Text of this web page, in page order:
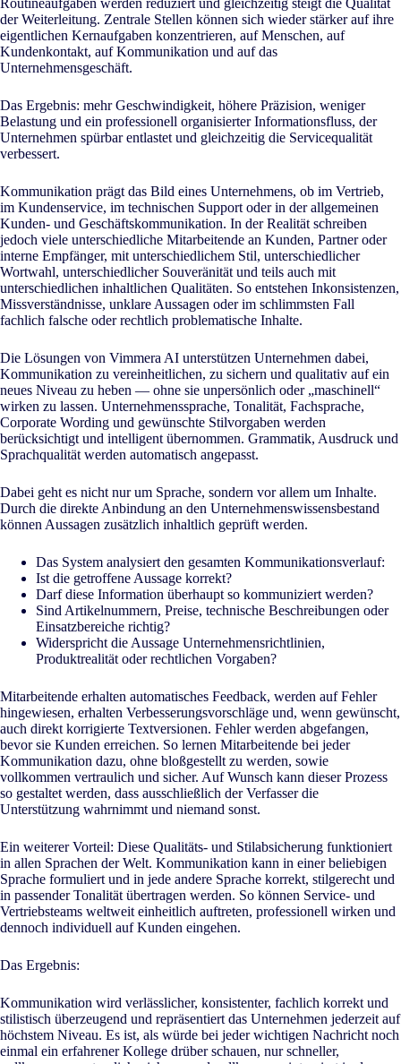
der Weiterleitung. Zentrale Stellen können sich wieder stärker auf ihre
eigentlichen Kernaufgaben konzentrieren, auf Menschen, auf
Kundenkontakt, auf Kommunikation und auf das
Unternehmensgeschäft.
Das Ergebnis: mehr Geschwindigkeit, höhere Präzision, weniger
Belastung und ein professionell organisierter Informationsfluss, der
Unternehmen spürbar entlastet und gleichzeitig die Servicequalität
verbessert.
Kommunikation prägt das Bild eines Unternehmens, ob im Vertrieb,
im Kundenservice, im technischen Support oder in der allgemeinen
Kunden- und Geschäftskommunikation. In der Realität schreiben
jedoch viele unterschiedliche Mitarbeitende an Kunden, Partner oder
interne Empfänger, mit unterschiedlichem Stil, unterschiedlicher
Wortwahl, unterschiedlicher Souveränität und teils auch mit
unterschiedlichen inhaltlichen Qualitäten. So entstehen Inkonsistenzen,
Missverständnisse, unklare Aussagen oder im schlimmsten Fall
fachlich falsche oder rechtlich problematische Inhalte.
Die Lösungen von Vimmera AI unterstützen Unternehmen dabei,
Kommunikation zu vereinheitlichen, zu sichern und qualitativ auf ein
neues Niveau zu heben — ohne sie unpersönlich oder „maschinell“
wirken zu lassen. Unternehmenssprache, Tonalität, Fachsprache,
Corporate Wording und gewünschte Stilvorgaben werden
berücksichtigt und intelligent übernommen. Grammatik, Ausdruck und
Sprachqualität werden automatisch angepasst.
Dabei geht es nicht nur um Sprache, sondern vor allem um Inhalte.
Durch die direkte Anbindung an den Unternehmenswissensbestand
können Aussagen zusätzlich inhaltlich geprüft werden.
Das System analysiert den gesamten Kommunikationsverlauf:
Ist die getroffene Aussage korrekt?
Darf diese Information überhaupt so kommuniziert werden?
Sind Artikelnummern, Preise, technische Beschreibungen oder
Einsatzbereiche richtig?
Widerspricht die Aussage Unternehmensrichtlinien,
Produktrealität oder rechtlichen Vorgaben?
Mitarbeitende erhalten automatisches Feedback, werden auf Fehler
hingewiesen, erhalten Verbesserungsvorschläge und, wenn gewünscht,
auch direkt korrigierte Textversionen. Fehler werden abgefangen,
bevor sie Kunden erreichen. So lernen Mitarbeitende bei jeder
Kommunikation dazu, ohne bloßgestellt zu werden, sowie
vollkommen vertraulich und sicher. Auf Wunsch kann dieser Prozess
so gestaltet werden, dass ausschließlich der Verfasser die
Unterstützung wahrnimmt und niemand sonst.
Ein weiterer Vorteil: Diese Qualitäts- und Stilabsicherung funktioniert
in allen Sprachen der Welt. Kommunikation kann in einer beliebigen
Sprache formuliert und in jede andere Sprache korrekt, stilgerecht und
in passender Tonalität übertragen werden. So können Service- und
Vertriebsteams weltweit einheitlich auftreten, professionell wirken und
dennoch individuell auf Kunden eingehen.
Das Ergebnis:
Kommunikation wird verlässlicher, konsistenter, fachlich korrekt und
stilistisch überzeugend und repräsentiert das Unternehmen jederzeit auf
höchstem Niveau. Es ist, als würde bei jeder wichtigen Nachricht noch
einmal ein erfahrener Kollege drüber schauen, nur schneller,